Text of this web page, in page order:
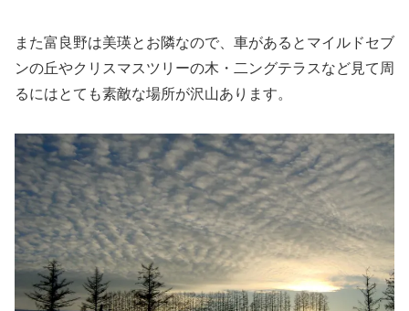
また富良野は美瑛とお隣なので、車があるとマイルドセブ
ンの丘やクリスマスツリーの木・二ングテラスなど見て周
るにはとても素敵な場所が沢山あります。